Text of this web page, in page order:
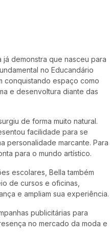
já demonstra que nasceu para
no Educandário
conquistando espaço como
e desenvoltura diante das
de forma muito natural.
facilidade para se
personalidade marcante. Para
para o mundo artístico.
escolares, Bella também
de cursos e oficinas,
e ampliam sua experiência.
publicitárias para
no mercado da moda e